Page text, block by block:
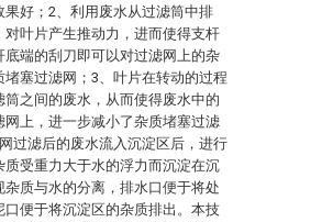
好；2、利用废水从过滤筒中排
叶片产生推动力，进而使得支杆
端的刮刀即可以对过滤网上的杂
塞过滤网；3、叶片在转动的过程
之间的废水，从而使得废水中的
上，进一步减小了杂质堵塞过滤
过滤后的废水流入沉淀区后，进行
受重力大于水的浮力而沉淀在沉
质与水的分离，排水口便于将处
便于将沉淀区的杂质排出。本技